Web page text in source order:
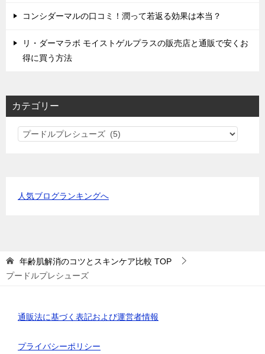
コンシダーマルの口コミ！潤って若返る効果は本当？
リ・ダーマラボ モイストゲルプラスの販売店と通販で安くお
得に買う方法
カテゴリー
カ
ー
人気ブログランキングへ
年齢肌解消のコツとスキンケア比較 TOP
プードルプレシューズ
通販法に基づく表記および運営者情報
プライバシーポリシー